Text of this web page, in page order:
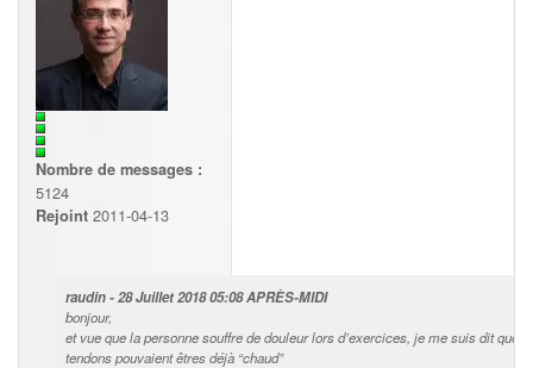
Nombre de messages :
5124
Rejoint 2011-04-13
raudin - 28 Juillet 2018 05:08 APRÈS-MIDI
bonjour,
et vue que la personne souffre de douleur lors d’exercices, je me suis dit que
tendons pouvaient êtres déjà “chaud”